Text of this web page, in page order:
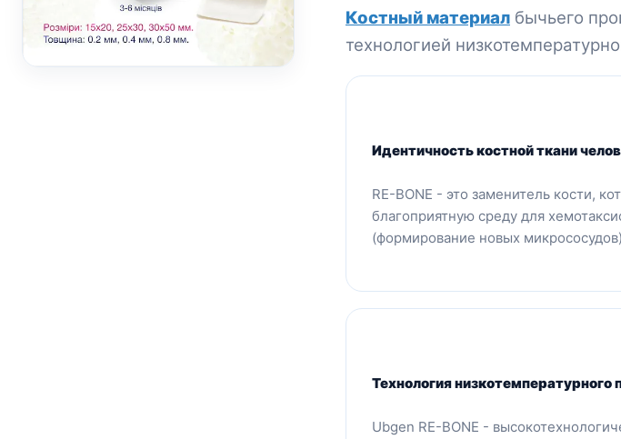
Костный материал бычьего
технологией
Идентичность костной ткани
RE-BONE - это заменитель кости,
благоприятную среду для
(формирование новых
Технология
Ubgen RE-BONE -